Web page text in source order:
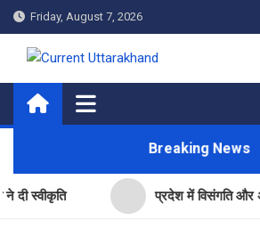
Skip
to
content
Friday, August 7, 2026
Current
Breaking News
प्रदेश में विसंगति और